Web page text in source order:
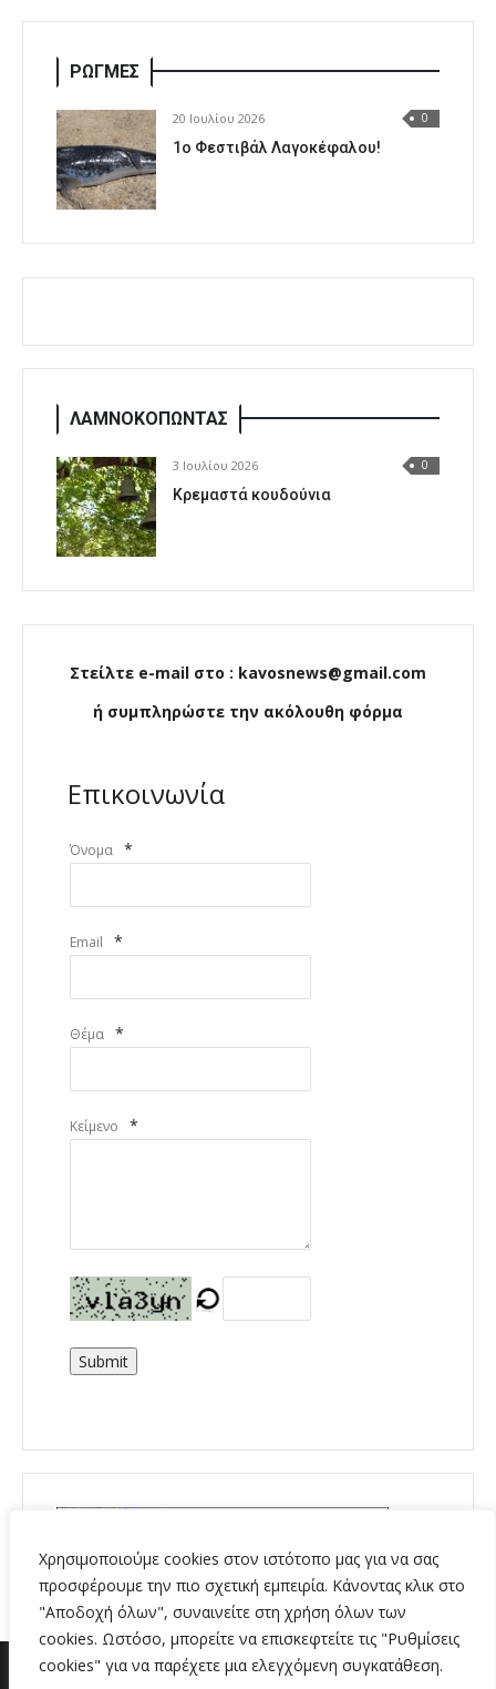
Χρησιμοποιούμε cookies στον ιστότοπο μας για να σας
προσφέρουμε την πιο σχετική εμπειρία. Κάνοντας κλικ στο
"Αποδοχή όλων", συναινείτε στη χρήση όλων των
cookies. Ωστόσο, μπορείτε να επισκεφτείτε τις "Ρυθμίσεις
cookies" για να παρέχετε μια ελεγχόμενη συγκατάθεση.
ΡΩΓΜΕΣ
20 Ιουλίου 2026 0
1o Φεστιβάλ Λαγοκέφαλου!
ΛΑΜΝΟΚΟΠΩΝΤΑΣ
3 Ιουλίου 2026 0
Κρεμαστά κουδούνια
Στείλτε e-mail στο : kavosnews@gmail.com
ή συμπληρώστε την ακόλουθη φόρμα
Επικοινωνία
Όνομα *
Email *
Θέμα *
Κείμενο *
Submit